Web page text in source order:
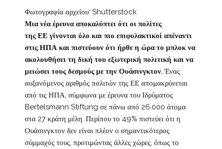
Φωτογραφία αρχείου: Shutterstock
Μια νέα έρευνα αποκαλύπτει ότι οι πολίτες
τηςΕΕγίνονται όλο και πιο επιφυλακτικοί απέναντι
στιςΗΠΑκαι πιστεύουν ότι ήρθε η ώρα το μπλοκ να
ακολουθήσει τη δική του εξωτερική πολιτική και να
μειώσει τους δεσμούς με την Ουάσινγκτον.Ένας
αυξανόμενος αριθμός πολιτών της ΕΕ απομακρύνεται
από τις ΗΠΑ, σύμφωνα με έρευνα του Ιδρύματος
Bertelsmann Stiftung σε πάνω από 26.000 άτομα
στα 27 κράτη μέλη. Περίπου το 49% πιστεύει ότι η
Ουάσινγκτον δεν είναι πλέον ο σημαντικότερος
σύμμαχός τους, προτιμώντας άλλες χώρες, όπως το